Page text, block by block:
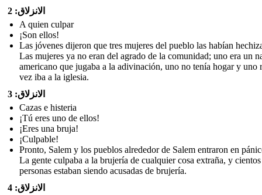
الانزلاق: 2
A quien culpar
¡Son ellos!
Las jóvenes dijeron que tres mujeres del pueblo las habían
Las mujeres ya no eran del agrado de la comunidad; uno era un
americano que jugaba a la adivinación, uno no tenía hogar y uno
vez iba a la iglesia.
الانزلاق: 3
Cazas e histeria
¡Tú eres uno de ellos!
¡Eres una bruja!
¡Culpable!
Pronto, Salem y los pueblos alrededor de Salem entraron en
La gente culpaba a la brujería de cualquier cosa extraña, y
personas estaban siendo acusadas de brujería.
الانزلاق: 4